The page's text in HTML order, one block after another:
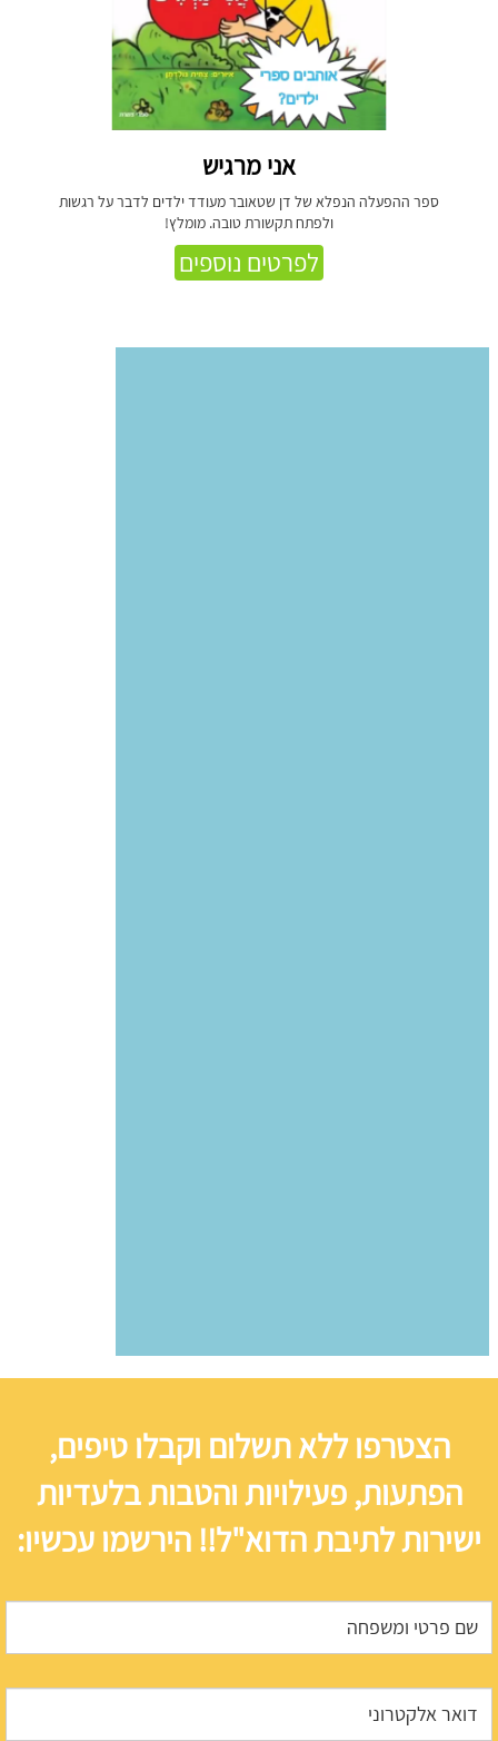
אני מרגיש
ספר ההפעלה הנפלא של דן שטאובר מעודד ילדים לדבר על רגשות
ולפתח תקשורת טובה. מומלץ!
לפרטים נוספים
הצטרפו ללא תשלום וקבלו טיפים,
הפתעות, פעילויות והטבות בלעדיות
ישירות לתיבת הדוא"ל!! הירשמו עכשיו: